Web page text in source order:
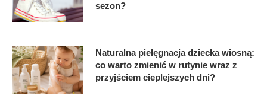
sezon?
Naturalna pielęgnacja dziecka wiosną:
co warto zmienić w rutynie wraz z
przyjściem cieplejszych dni?